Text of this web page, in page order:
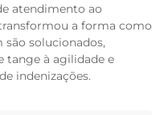
atendimento ao
a forma como
são solucionados,
tange à agilidade e
indenizações.